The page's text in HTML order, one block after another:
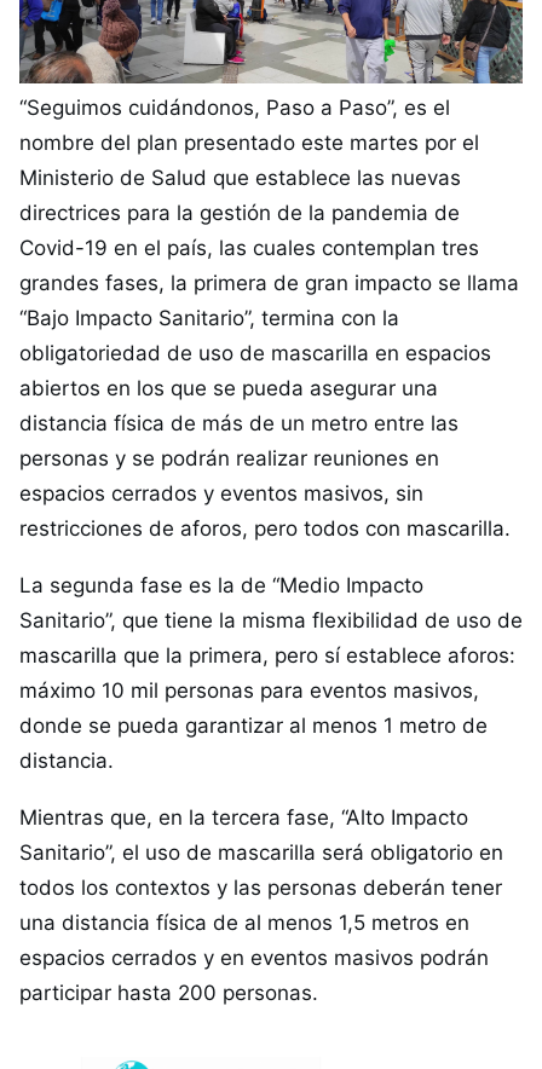
“Seguimos cuidándonos, Paso a Paso”, es el
nombre del plan presentado este martes por el
Ministerio de Salud que establece las nuevas
directrices para la gestión de la pandemia de
Covid-19 en el país, las cuales contemplan tres
grandes fases, la primera de gran impacto se llama
“Bajo Impacto Sanitario”, termina con la
obligatoriedad de uso de mascarilla en espacios
abiertos en los que se pueda asegurar una
distancia física de más de un metro entre las
personas y se podrán realizar reuniones en
espacios cerrados y eventos masivos, sin
restricciones de aforos, pero todos con mascarilla.
La segunda fase es la de “Medio Impacto
Sanitario”, que tiene la misma flexibilidad de uso de
mascarilla que la primera, pero sí establece aforos:
máximo 10 mil personas para eventos masivos,
donde se pueda garantizar al menos 1 metro de
distancia.
Mientras que, en la tercera fase, “Alto Impacto
Sanitario”, el uso de mascarilla será obligatorio en
todos los contextos y las personas deberán tener
una distancia física de al menos 1,5 metros en
espacios cerrados y en eventos masivos podrán
participar hasta 200 personas.